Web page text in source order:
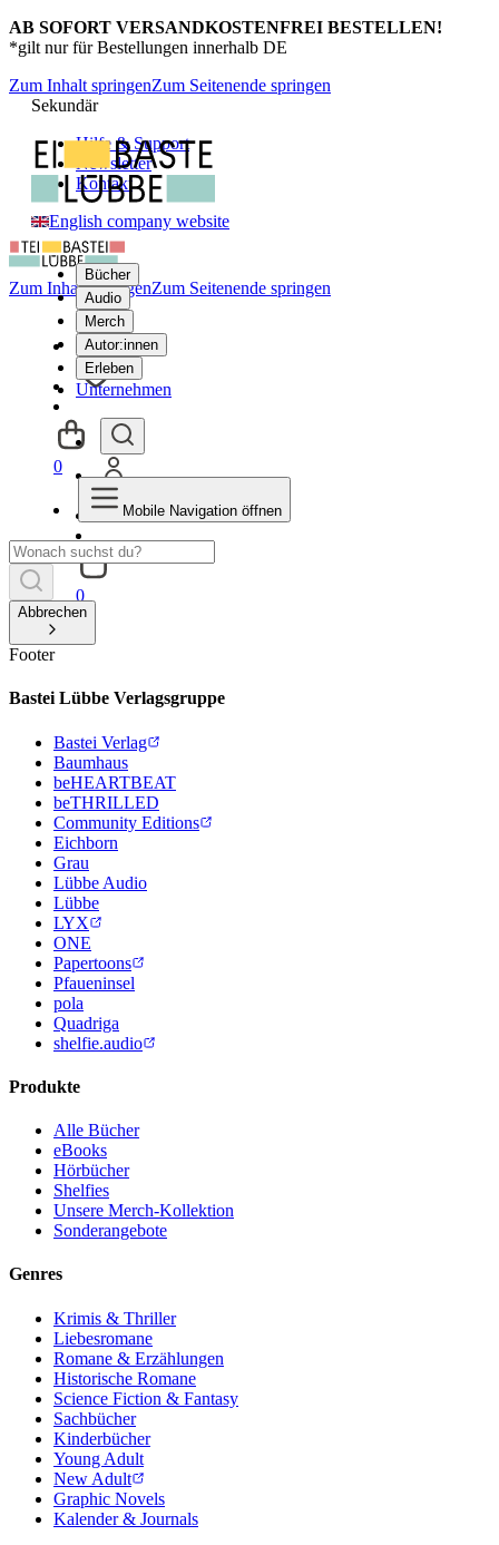
AB SOFORT VERSANDKOSTENFREI BESTELLEN!
*gilt nur für Bestellungen innerhalb DE
Zum Inhalt springenZum Seitenende springen
Sekundär
Hilfe & Support
Newsletter
Kontakt
English company website
Bücher
Audio
Merch
Autor:innen
Erleben
Unternehmen
0
Zum Inhalt springenZum Seitenende springen
0
Mobile Navigation öffnen
Abbrechen
Footer
Bastei Lübbe Verlagsgruppe
Bastei Verlag
Baumhaus
beHEARTBEAT
beTHRILLED
Community Editions
Eichborn
Grau
Lübbe Audio
Lübbe
LYX
ONE
Papertoons
Pfaueninsel
pola
Quadriga
shelfie.audio
Produkte
Alle Bücher
eBooks
Hörbücher
Shelfies
Unsere Merch-Kollektion
Sonderangebote
Genres
Krimis & Thriller
Liebesromane
Romane & Erzählungen
Historische Romane
Science Fiction & Fantasy
Sachbücher
Kinderbücher
Young Adult
New Adult
Graphic Novels
Kalender & Journals